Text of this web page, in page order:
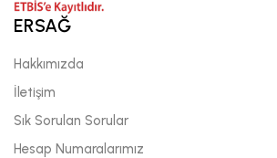
ERSAĞ
Hakkımızda
İletişim
Sık Sorulan Sorular
Hesap Numaralarımız